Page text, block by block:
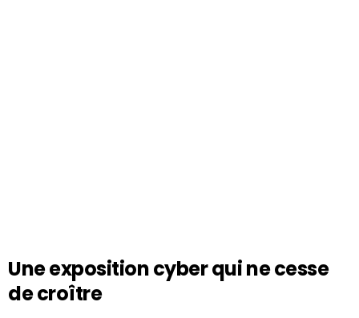
Une exposition cyber qui ne cesse
de croître